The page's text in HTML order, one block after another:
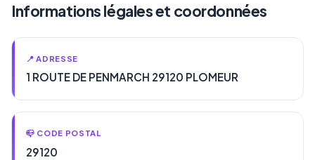
Informations légales et coordonnées
📍 ADRESSE
1 ROUTE DE PENMARCH 29120 PLOMEUR
📪 CODE POSTAL
29120